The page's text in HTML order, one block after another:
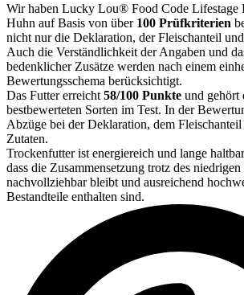
Wir haben Lucky Lou® Food Code
Huhn auf Basis von über 100 Prüfkriterien
nicht nur die Deklaration, der Fleischanteil
Auch die Verständlichkeit der Angaben und
bedenklicher Zusätze werden nach einem
Bewertungsschema berücksichtigt.
Das Futter erreicht 58/100 Punkte und gehört
bestbewerteten Sorten im Test. In der
Abzüge bei der Deklaration, dem Fleischanteil
Zutaten.
Trockenfutter ist energiereich und lange
dass die Zusammensetzung trotz des niedrigen
nachvollziehbar bleibt und ausreichend
Bestandteile enthalten sind.